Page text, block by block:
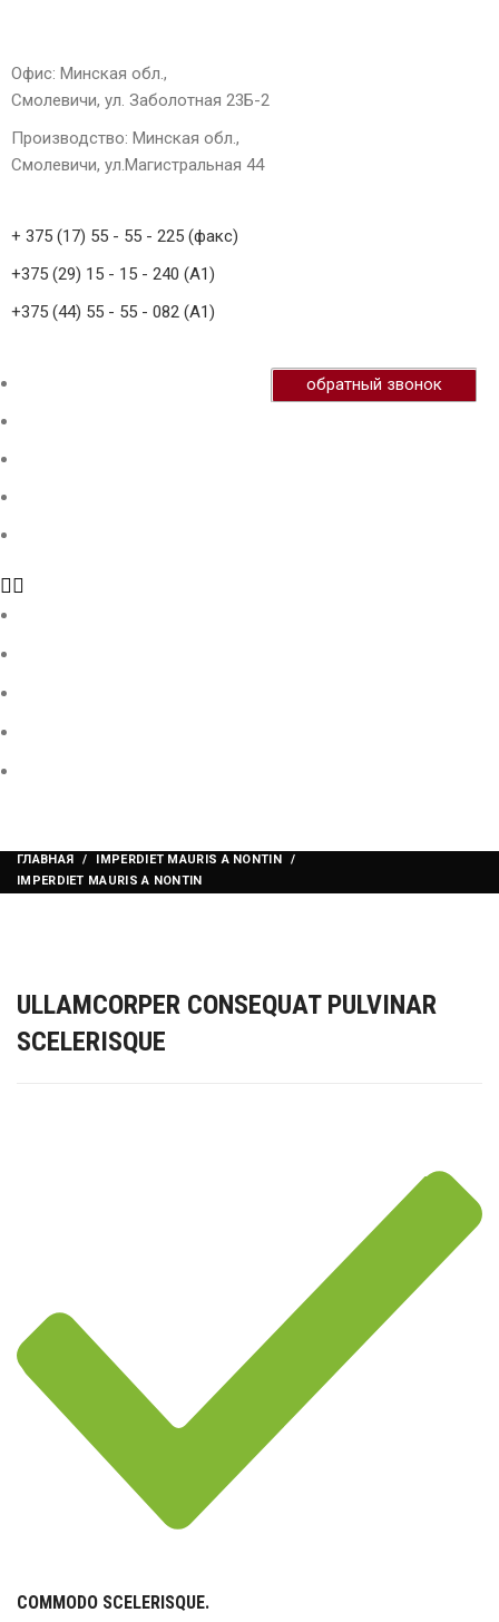
Офис: Минская обл.,
Смолевичи, ул. Заболотная 23Б-2
Производство: Минская обл.,
Смолевичи, ул.Магистральная 44
+ 375 (17) 55 - 55 - 225 (факс)
+375 (29) 15 - 15 - 240 (А1)
+375 (44) 55 - 55 - 082 (А1)
обратный звонок
ГЛАВНАЯ
IMPERDIET MAURIS A NONTIN
IMPERDIET MAURIS A NONTIN
ULLAMCORPER CONSEQUAT PULVINAR
SCELERISQUE
COMMODO SCELERISQUE.